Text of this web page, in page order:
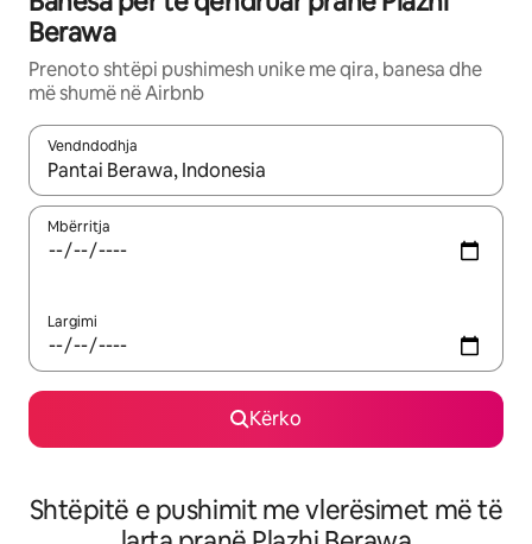
Berawa
Prenoto shtëpi pushimesh unike me qira, banesa dhe
më shumë në Airbnb
Vendndodhja
Kur rezultatet të jenë të disponueshme, lëviz me butonat e
Mbërritja
Largimi
Kërko
Shtëpitë e pushimit me vlerësimet më të